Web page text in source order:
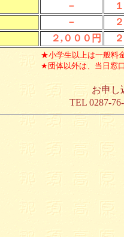
－
１
－
２
２,０００円 ２
★小学生以上は一般料
★団体以外は、当日窓
お申し
TEL 0287-